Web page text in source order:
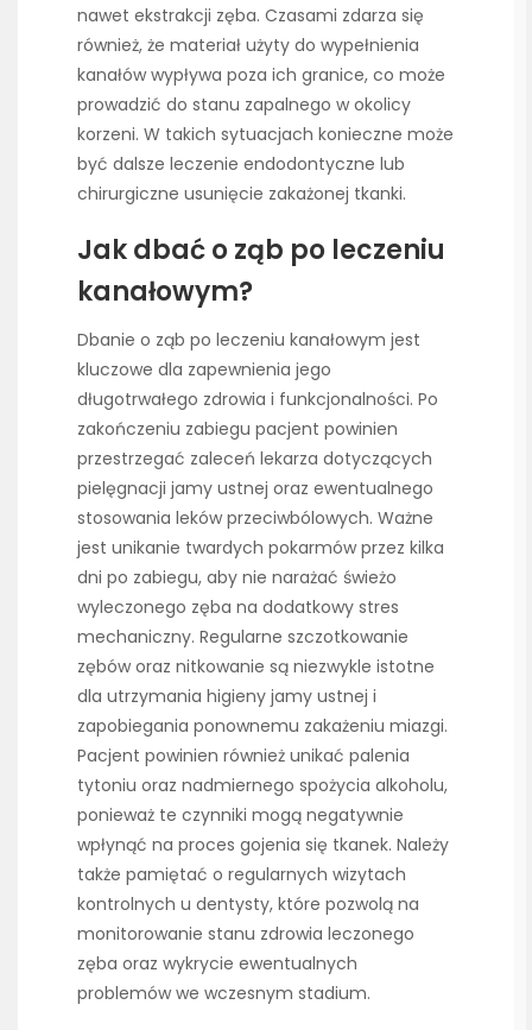
nawet ekstrakcji zęba. Czasami zdarza się
również, że materiał użyty do wypełnienia
kanałów wypływa poza ich granice, co może
prowadzić do stanu zapalnego w okolicy
korzeni. W takich sytuacjach konieczne może
być dalsze leczenie endodontyczne lub
chirurgiczne usunięcie zakażonej tkanki.
Jak dbać o ząb po leczeniu
kanałowym?
Dbanie o ząb po leczeniu kanałowym jest
kluczowe dla zapewnienia jego
długotrwałego zdrowia i funkcjonalności. Po
zakończeniu zabiegu pacjent powinien
przestrzegać zaleceń lekarza dotyczących
pielęgnacji jamy ustnej oraz ewentualnego
stosowania leków przeciwbólowych. Ważne
jest unikanie twardych pokarmów przez kilka
dni po zabiegu, aby nie narażać świeżo
wyleczonego zęba na dodatkowy stres
mechaniczny. Regularne szczotkowanie
zębów oraz nitkowanie są niezwykle istotne
dla utrzymania higieny jamy ustnej i
zapobiegania ponownemu zakażeniu miazgi.
Pacjent powinien również unikać palenia
tytoniu oraz nadmiernego spożycia alkoholu,
ponieważ te czynniki mogą negatywnie
wpłynąć na proces gojenia się tkanek. Należy
także pamiętać o regularnych wizytach
kontrolnych u dentysty, które pozwolą na
monitorowanie stanu zdrowia leczonego
zęba oraz wykrycie ewentualnych
problemów we wczesnym stadium.